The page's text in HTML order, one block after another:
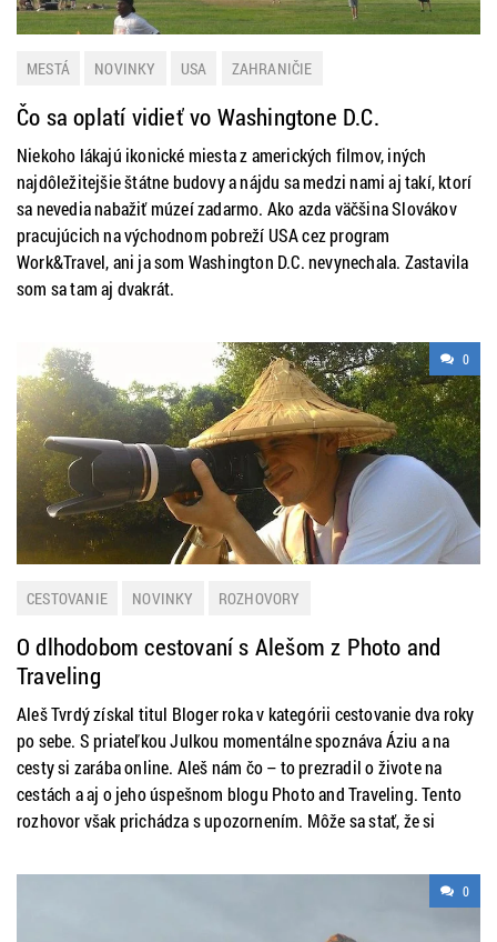
MESTÁ NOVINKY USA ZAHRANIČIE
Čo sa oplatí vidieť vo Washingtone D.C.
Niekoho lákajú ikonické miesta z amerických filmov, iných
najdôležitejšie štátne budovy a nájdu sa medzi nami aj takí, ktorí
sa nevedia nabažiť múzeí zadarmo. Ako azda väčšina Slovákov
pracujúcich na východnom pobreží USA cez program
Work&Travel, ani ja som Washington D.C. nevynechala. Zastavila
som sa tam aj dvakrát.
0
CESTOVANIE NOVINKY ROZHOVORY
O dlhodobom cestovaní s Alešom z Photo and
Traveling
Aleš Tvrdý získal titul Bloger roka v kategórii cestovanie dva roky
po sebe. S priateľkou Julkou momentálne spoznáva Áziu a na
cesty si zarába online. Aleš nám čo – to prezradil o živote na
cestách a aj o jeho úspešnom blogu Photo and Traveling. Tento
rozhovor však prichádza s upozornením. Môže sa stať, že si
0